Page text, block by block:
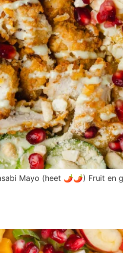
Mayo (heet 🌶🌶) Fruit en